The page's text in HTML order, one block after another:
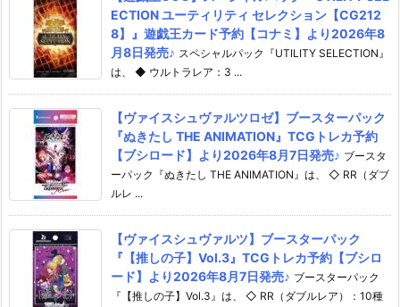
ECTION ユーティリティ セレクション【CG212
8】』遊戯王カード予約【コナミ】より2026年8
月8日発売♪ スペシャルパック『UTILITY SELECTION』
は、 ◆ ウルトラレア：3 ...
【ヴァイスシュヴァルツロゼ】ブースターパック
『ぬきたし THE ANIMATION』TCGトレカ予約
【ブシロード】より2026年8月7日発売♪ ブースタ
ーパック『ぬきたし THE ANIMATION』は、 ◇ RR（ダブ
ルレ ...
【ヴァイスシュヴァルツ】ブースターパック
『【推しの子】Vol.3』TCGトレカ予約【ブシロ
ード】より2026年8月7日発売♪ ブースターパック
『【推しの子】Vol.3』は、 ◇ RR（ダブルレア）：10種